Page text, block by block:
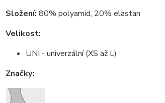
Složení: 80% polyamid, 20% elastan
Velikost:
UNI - univerzální (XS až L)
Značky: